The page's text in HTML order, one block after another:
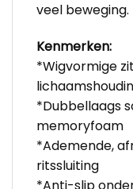
veel beweging.
Kenmerken:
*Wigvormige
*Dubbellaags
memoryfoam
*Ademende,
ritssluiting
*Anti-slip